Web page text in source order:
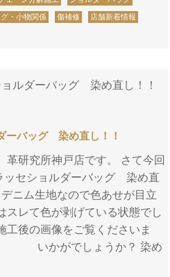
・小物関係 傷補修 店舗新着情報
ーバッグ 染め直し！！
研究所神戸店です。 さて今回
ッセショルダーバッグ 染め直
ニム生地なので色あせが目立
スレて色が剥げている状態でし
後の画像をご覧くださいま
いかがでしょうか？ 染め